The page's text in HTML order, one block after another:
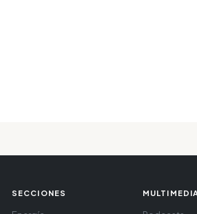
SECCIONES